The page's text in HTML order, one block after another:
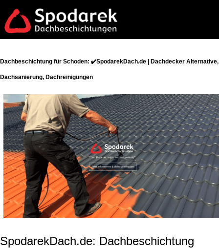
Dachbeschichtung für Schoden: ✔️SpodarekDach.de | Dachdecker Alternative,
Dachsanierung, Dachreinigungen
SpodarekDach.de: Dachbeschichtung